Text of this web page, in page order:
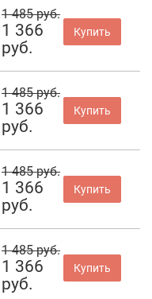
1 485 руб.
1 366
руб.
Купить
1 485 руб.
1 366
руб.
Купить
1 485 руб.
1 366
руб.
Купить
1 485 руб.
1 366
руб.
Купить